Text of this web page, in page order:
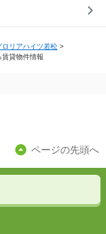
ロリアハイツ若松 >
貸物件情報
ページの先頭へ